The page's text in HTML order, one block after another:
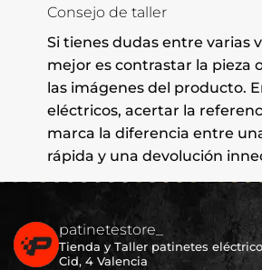
Consejo de taller
Si tienes dudas entre varias
mejor es contrastar la pieza
las imágenes del producto.
eléctricos, acertar la
marca la diferencia entre
rápida y una devolución
patinetestore_
Tienda y Taller patinetes
Cid, 4 Valencia